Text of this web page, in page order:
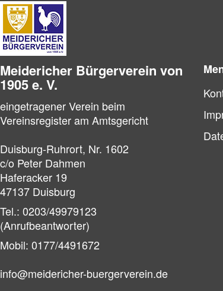
Meidericher Bürger­verein von
1905 e. V.
eingetragener Verein beim
Vereinsregister am Amtsgericht
Duisburg-Ruhrort, Nr. 1602
c/o Peter Dahmen
Haferacker 19
47137 Duisburg
Tel.: 0203/49979123
(Anrufbeantworter)
Mobil: 0177/4491672
info@meidericher-buergerverein.de